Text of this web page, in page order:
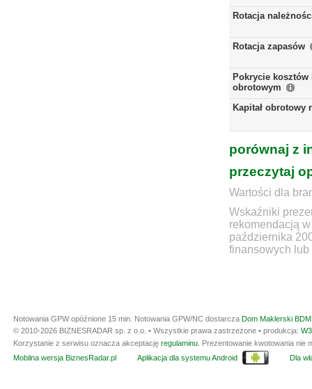
Rotacja
Rotacja zapasów
Pokrycie kosztów
obrotowym
Kapitał obrotowy
porównaj z
przeczytaj
Wartości dla
Wskaźniki
rekomendacją
października
finansowych lub
Notowania GPW opóźnione 15 min. Notowania GPW/NC dostarcza Dom Maklerski
© 2010-2026 BIZNESRADAR sp. z o.o. • Wszystkie prawa zastrzeżone • produkcja:
Korzystanie z serwisu oznacza akceptację regulaminu . Prezentowanie kwotowania
Mobilna wersja BiznesRadar.pl
Aplikacja dla systemu Android Dla